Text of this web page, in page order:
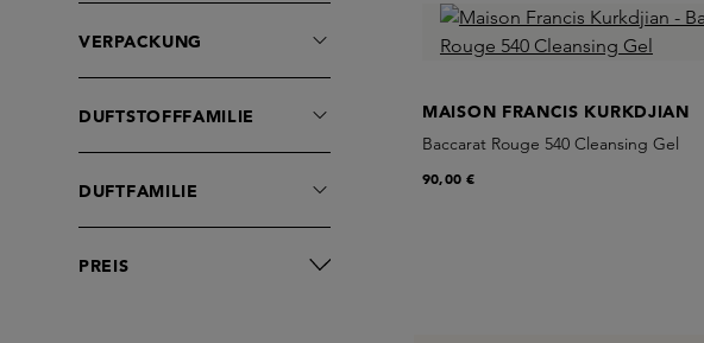
VERPACKUNG
DUFTSTOFFFAMILIE
DUFTFAMILIE
PREIS
MAISON FRANCIS KURKDJIAN
Baccarat Rouge 540 Cleansing Gel
90,00 €